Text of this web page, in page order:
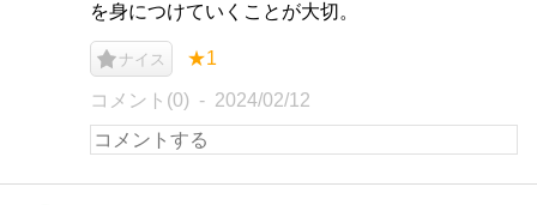
を身につけていくことが大切。
ナイス ★1
コメント(0) 2024/02/12